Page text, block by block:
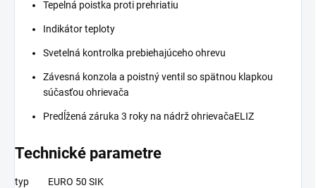
Tepelná poistka proti prehriatiu
Indikátor teploty
Svetelná kontrolka prebiehajúceho ohrevu
Závesná konzola a poistný ventil so spätnou klapkou
súčasťou ohrievača
Predĺžená záruka 3 roky na nádrž ohrievačaELIZ
Technické parametre
typ
EURO 50 SIK